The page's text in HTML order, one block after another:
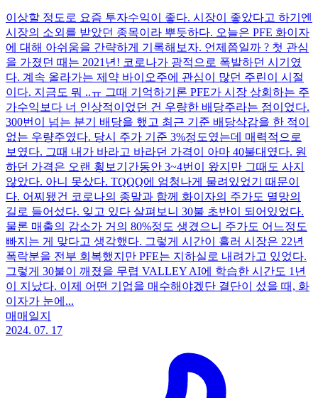
이상할 정도로 요즘 투자수익이 좋다. 시장이 좋았다고 하기엔
시장의 소외를 받았던 종목이라 뿌듯하다. 오늘은 PFE 화이자
에 대해 아쉬움을 간략하게 기록해보자. 언제쯤일까 ? 첫 관심
을 가졌던 때는 2021년! 코로나가 광적으로 폭발하던 시기였
다. 계속 올라가는 제약 바이오주에 관심이 많던 주린이 시절
이다. 지금도 뭐 ..ㅠ 그때 기억하기론 PFE가 시장 상회하는 주
가수익보다 너 인상적이었던 건 우량한 배당주라는 점이었다.
300번이 넘는 분기 배당을 했고 최근 기준 배당삭감을 한 적이
없는 우량주였다. 당시 주가 기준 3%정도였는데 매력적으로
보였다. 그때 내가 바라고 바라던 가격이 아마 40불대였다. 원
하던 가격은 오랜 횡보기간동안 3~4번이 왔지만 그때도 사지
않았다. 아니 못샀다. TQQQ에 엄청나게 물려있었기 때문이
다. 어찌됐건 코로나의 종말과 함께 화이자의 주가도 멸망의
길로 들어섰다. 잊고 있다 살펴보니 30불 초반이 되어있었다.
물론 매출의 감소가 거의 80%정도 생겼으니 주가도 어느정도
빠지는 게 맞다고 생각했다. 그렇게 시간이 흘러 시장은 22년
폭락분을 전부 회복했지만 PFE는 지하실로 내려가고 있었다.
그렇게 30불이 깨졌을 무렵 VALLEY AI에 학습한 시간도 1년
이 지났다. 이제 어떤 기업을 매수해야겠단 결단이 섰을 때, 화
이자가 눈에...
매매일지
2024. 07. 17